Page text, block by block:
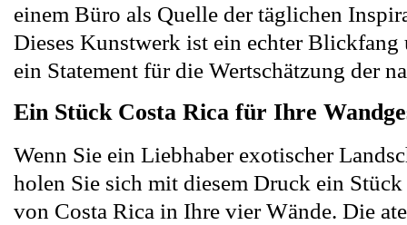
einem Büro als Quelle der täglichen
Dieses Kunstwerk ist ein echter
ein Statement für die Wertschätzung der
Ein Stück Costa Rica für Ihre
Wenn Sie ein Liebhaber exotischer
holen Sie sich mit diesem Druck ein
von Costa Rica in Ihre vier Wände. Die